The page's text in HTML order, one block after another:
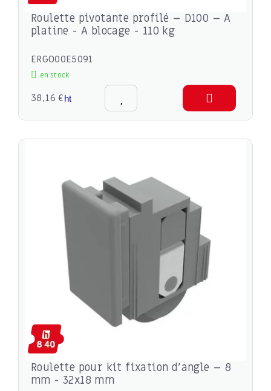
Roulette pivotante profilé – D100 – A
platine - A blocage - 110 kg
ERGO00E5091
en stock
38,16 €ht
Roulette pour kit fixation d'angle – 8
mm - 32x18 mm